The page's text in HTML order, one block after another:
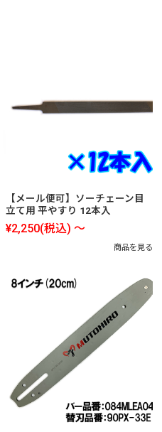
【メール便可】ソーチェーン目
立て用 平やすり 12本入
¥2,250(税込) ～
商品を見る